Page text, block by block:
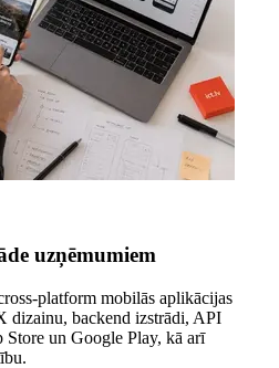
uzņēmumiem
platform mobilās aplikācijas
dizainu, backend izstrādi, API
un Google Play, kā arī